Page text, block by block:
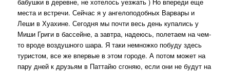
места и встречи. Сейчас я у ангелоподобных Варвары и
Леши в Хуахине. Сегодня мы почти весь день купались у
Миши Григи в бассейне, а завтра, надеюсь, полетаем на чем-
то вроде воздушного шара. Я таки немножко побуду здесь
туристом, все же впервые в этом городе. А потом может на
пару дней к друзьям в Паттайю сгоняю, если они не будут на